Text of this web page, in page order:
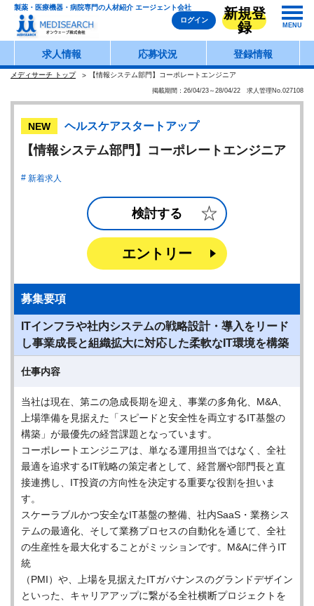
製薬・医療機器・病院専門の人材紹介 エージェント会社
ログイン
新規登
録
MENU
求人情報 応募状況 登録情報
メディサーチ トップ 【情報システム部門】コーポレートエンジニア
掲載期間：26/04/23～28/04/22 求人管理No.027108
NEW ヘルスケアスタートアップ
【情報システム部門】コーポレートエンジニア
新着求人
検討する
エントリー
募集要項
ITインフラや社内システムの戦略設計・導入をリード
し事業成長と組織拡大に対応した柔軟なIT環境を構築
仕事内容
当社は現在、第ニの急成長期を迎え、事業の多角化、M&A、
上場準備を見据えた「スピードと安全性を両立するIT基盤の
構築」が最優先の経営課題となっています。
コーポレートエンジニアは、単なる運用担当ではなく、全社
最適を追求するIT戦略の策定者として、経営層や部門長と直
接連携し、IT投資の方向性を決定する重要な役割を担いま
す。
スケーラブルかつ安全なIT基盤の整備、社内SaaS・業務シス
テムの最適化、そして業務プロセスの自動化を通じて、全社
の生産性を最大化することがミッションです。M&Aに伴うIT
統
（PMI）や、上場を見据えたITガバナンスのグランドデザイン
といった、キャリアアップに繋がる全社横断プロジェクトを